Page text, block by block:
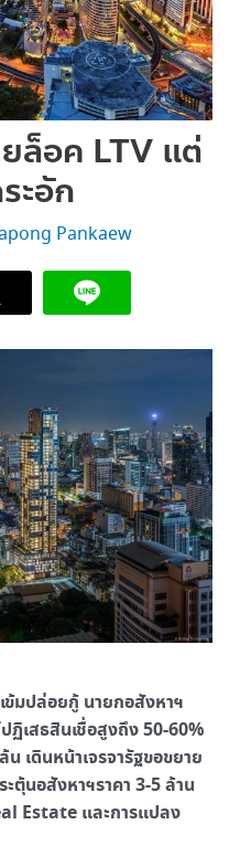
ล็อค LTV แต่
ะอัก
Pankaew
มปล่อยกู้ นายกอสังหาฯ
ฏิเสธสินเชื่อสูงถึง 50-60%
เดินหน้าเจรจารัฐขอขยาย
ตุ้นอสังหาฯราคา 3-5 ล้าน
Estate และการแปลง